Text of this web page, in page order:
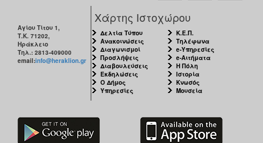
Αγίου Τίτου 1,
Τ.Κ. 71202,
Ηράκλειο
Τηλ.: 2813-409000
email:info@heraklion.gr
Χάρτης Ιστοχώρου
Δελτία Τύπου
Ανακοινώσεις
Διαγωνισμοί
Προσλήψεις
Διαβουλεύσεις
Εκδηλώσεις
Ο Δήμος
Υπηρεσίες
Κ.Ε.Π.
Τηλέφωνα
e-Υπηρεσίες
e-Αιτήματα
Η Πόλη
Ιστορία
Κνωσός
Μουσεία